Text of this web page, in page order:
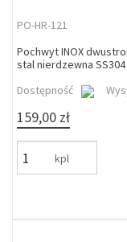
PO-HR-121
Pochwyt INOX
stal nierdzewna
Dostępność
159,00 zł
kpl